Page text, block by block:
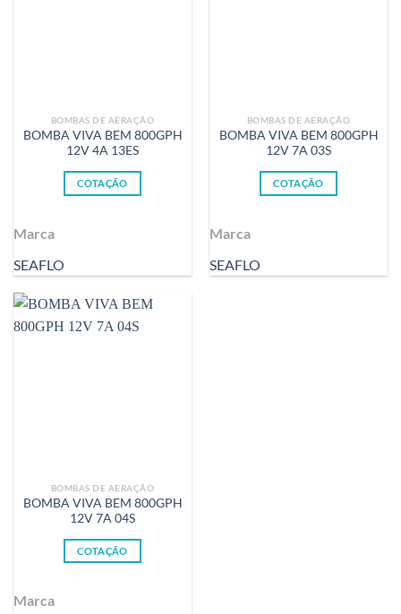
BOMBAS DE AERAÇÃO
BOMBA VIVA BEM 800GPH
12V 4A 13ES
COTAÇÃO
Marca
SEAFLO
BOMBAS DE AERAÇÃO
BOMBA VIVA BEM 800GPH
12V 7A 03S
COTAÇÃO
Marca
SEAFLO
BOMBAS DE AERAÇÃO
BOMBA VIVA BEM 800GPH
12V 7A 04S
COTAÇÃO
Marca